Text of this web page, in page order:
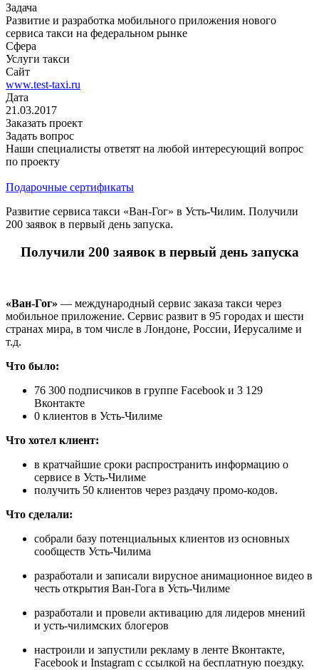
Задача
Развитие и разработка мобильного приложения нового
сервиса такси на федеральном рынке
Сфера
Услуги такси
Сайт
www.test-taxi.ru
Дата
21.03.2017
Заказать проект
Задать вопрос
Наши специалисты ответят на любой интересующий вопрос
по проекту
Подарочные сертификаты
Развитие сервиса такси «Ван-Гог» в Усть-Чилим. Получили
200 заявок в первый день запуска.
Получили 200 заявок в первый день запуска
«Ван-Гог» — международный сервис заказа такси через
мобильное приложение. Сервис развит в 95 городах и шести
странах мира, в том числе в Лондоне, России, Иерусалиме и
т.д.
Что было:
76 300 подписчиков в группе Facebook и 3 129
Вконтакте
0 клиентов в Усть-Чилиме
Что хотел клиент:
в кратчайшие сроки распространить информацию о
сервисе в Усть-Чилиме
получить 50 клиентов через раздачу промо-кодов.
Что сделали:
собрали базу потенциальных клиентов из основных
сообществ Усть-Чилима
разработали и записали вирусное анимационное видео в
честь открытия Ван-Гога в Усть-Чилиме
разработали и провели активацию для лидеров мнений
и усть-чилимских блогеров
настроили и запустили рекламу в ленте Вконтакте,
Facebook и Instagram с ссылкой на бесплатную поездку.